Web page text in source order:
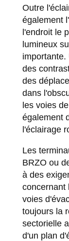
Outre
également
l'endroit le
lumineux
importante.
des
des
dans
les voies
également
l'éclairage
Les
BRZO ou
à des
concernant
voies
toujours la
sectorielle
d'un plan